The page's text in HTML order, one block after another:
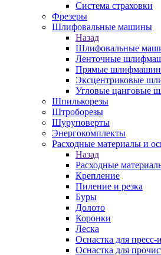
Система страховки
Фрезеры
Шлифовальные машины
Назад
Шлифовальные
Ленточные
Прямые
Эксцентриковые
Угловые цанговые
Шпилькорезы
Штроборезы
Шуруповерты
Энергокомплекты
Расходные материалы и
Назад
Расходные
Крепление
Пиление и резка
Буры
Долото
Коронки
Леска
Оснастка для пресс-
Оснастка для